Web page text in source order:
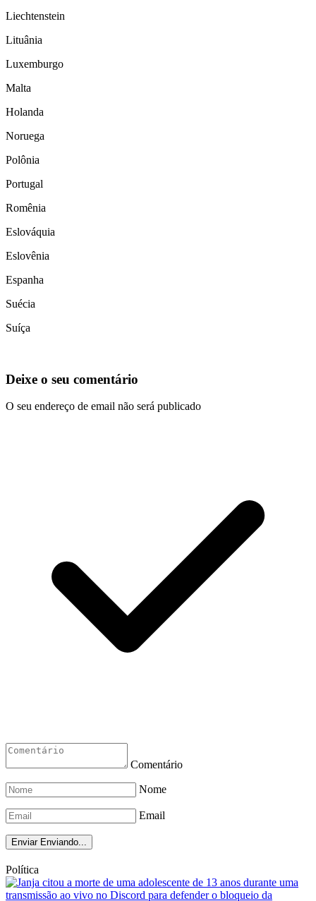
Liechtenstein
Lituânia
Luxemburgo
Malta
Holanda
Noruega
Polônia
Portugal
Romênia
Eslováquia
Eslovênia
Espanha
Suécia
Suíça
Deixe o seu comentário
O seu endereço de email não será publicado
Comentário
Nome
Email
Enviar Enviando...
Política